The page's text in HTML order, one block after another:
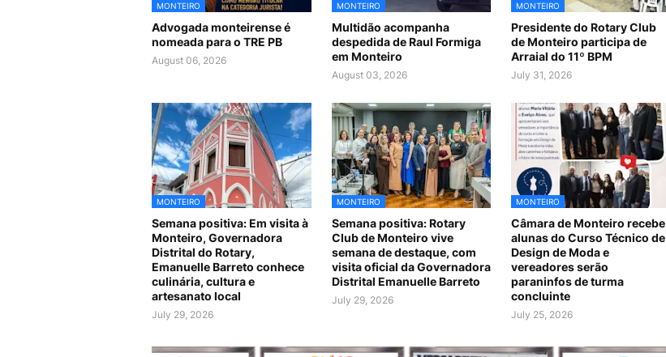
MONTEIRO
Advogada monteirense é
nomeada para o TRE PB
August 06, 2026
MONTEIRO
Multidão acompanha
despedida de Raul Formiga
em Monteiro
August 03, 2026
MONTEIRO
Presidente do Rotary Club
de Monteiro participa de
Arraial do 11º BPM
July 31, 2026
MONTEIRO
Semana positiva: Em visita à
Monteiro, Governadora
Distrital do Rotary,
Emanuelle Barreto conhece
culinária, cultura e
artesanato local
July 29, 2026
MONTEIRO
Semana positiva: Rotary
Club de Monteiro vive
semana de destaque, com
visita oficial da Governadora
Distrital Emanuelle Barreto
July 29, 2026
MONTEIRO
Câmara de Monteiro recebe
alunas do Curso Técnico de
Design de Moda e
vereadores serão
paraninfos de turma
concluinte
July 25, 2026